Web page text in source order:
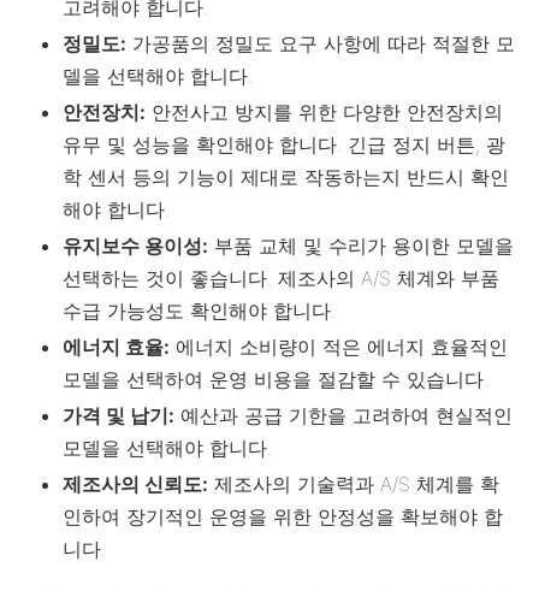
고려해야 합니다.
정밀도: 가공품의 정밀도 요구 사항에 따라 적절한 모
델을 선택해야 합니다.
안전장치: 안전사고 방지를 위한 다양한 안전장치의
유무 및 성능을 확인해야 합니다. 긴급 정지 버튼, 광
학 센서 등의 기능이 제대로 작동하는지 반드시 확인
해야 합니다.
유지보수 용이성: 부품 교체 및 수리가 용이한 모델을
선택하는 것이 좋습니다. 제조사의 A/S 체계와 부품
수급 가능성도 확인해야 합니다.
에너지 효율: 에너지 소비량이 적은 에너지 효율적인
모델을 선택하여 운영 비용을 절감할 수 있습니다.
가격 및 납기: 예산과 공급 기한을 고려하여 현실적인
모델을 선택해야 합니다.
제조사의 신뢰도: 제조사의 기술력과 A/S 체계를 확
인하여 장기적인 운영을 위한 안정성을 확보해야 합
니다.